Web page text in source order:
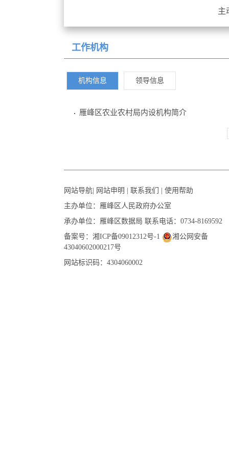
主
工作机构
机构信息 领导信息
雁峰区农业农村局内设机构简介
网站导航 网站申明 联系我们
使用帮助
主办单位：雁峰区人民政府办公室
承办单位：雁峰区数据局 联系电话：0734-8169592
备案号：湘ICP备09012312号-1
湘公网安备
43040602000217号
网站标识码：4304060002